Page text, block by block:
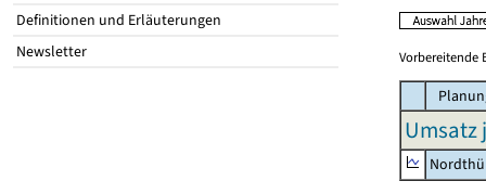
Definitionen und Erläuterungen
Newsletter
Vorbereitende
Umsatz